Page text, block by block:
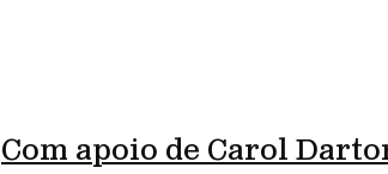
Com apoio de Carol